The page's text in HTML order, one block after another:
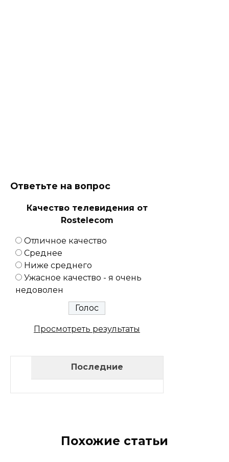
Ответьте на вопрос
Качество телевидения от
Rostelecom
Отличное качество
Среднее
Ниже среднего
Ужасное качество - я очень
недоволен
Просмотреть результаты
Последние
Похожие статьи